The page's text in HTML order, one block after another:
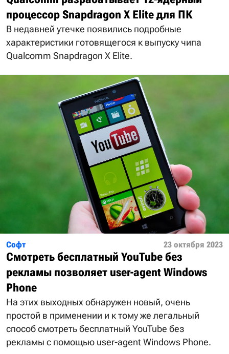
процессор Snapdragon X Elite для ПК
В недавней утечке появились подробные
характеристики готовящегося к выпуску чипа
Qualcomm Snapdragon X Elite.
Софт 23 октября 2023
Смотреть бесплатный YouTube без
рекламы позволяет user-agent Windows
Phone
На этих выходных обнаружен новый, очень
простой в применении и к тому же легальный
способ смотреть бесплатный YouTube без
рекламы с помощью user-agent Windows Phone.